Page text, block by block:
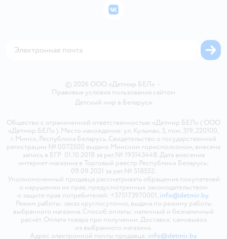
Политика использования файлов cookie
Бонусные карты
© 2026 ООО «Детмир БЕЛ» •
Правовые условия пользования сайтом
Детский мир в Беларуси
Общество с ограниченной ответственностью «Детмир БЕЛ» ( ООО
«Детмир БЕЛ» ). Место нахождения: ул. Кульман, 3, пом. 319, 220100,
г. Минск, Республика Беларусь. Свидетельство о государственной
регистрации № 0072500 выдано Минским горисполкомом, внесена
запись в ЕГР 01.10.2018 за рег.№ 193143448. Дата внесения
интернет-магазина в Торговый реестр Республики Беларусь:
09.09.2021 за рег.№ 518552.
Уполномоченный продавца рассматривать обращения покупателей
о нарушении их прав, предусмотренных законодательством
о защите прав потребителей: +375173970001, info@detmir.by.
Режим работы: заказ круглосуточно, выдача по режиму работы
выбранного магазина. Способ оплаты: наличный и безналичный
расчёт. Оплата товара при получении. Доставка: самовывоз
из выбранного магазина.
Адрес электронной почты продавца: info@detmir.by
ВКонтакте